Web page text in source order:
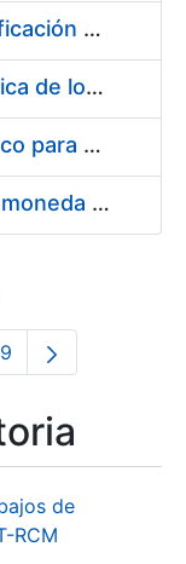
Servicio de Calibración y Verificación Externa de los Equipos de Medición del Servicio de Prevención de la FNMT-RCM
Conexión mediante Fibra Óptica de los Centros de Proceso de Datos (CPDs) de las sedes de la FNMT-RCM de Burgos y Madrid
Contratación de acuerdo marco para el Suministro de Material de Electricidad para la Fábrica Nacional de Moneda y Timbre-Real Casa de la Moneda en su centro de trabajo de Burgos
Suministro de estuches para moneda de 30 €
Pages Use
de
RCM